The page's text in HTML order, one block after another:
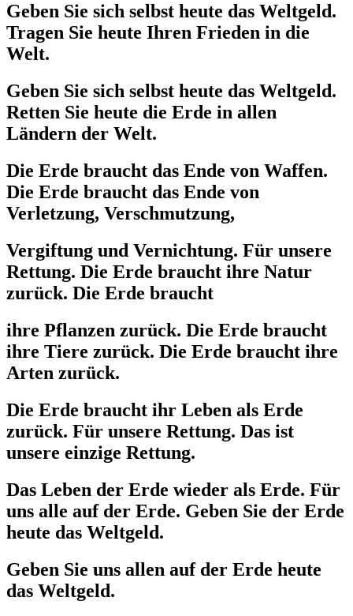
Geben Sie sich selbst heute das Weltgeld.
Tragen Sie heute Ihren Frieden in die
Welt.
Geben Sie sich selbst heute das Weltgeld.
Retten Sie heute die Erde in allen
Ländern der Welt.
Die Erde braucht das Ende von Waffen.
Die Erde braucht das Ende von
Verletzung, Verschmutzung,
Vergiftung und Vernichtung. Für unsere
Rettung. Die Erde braucht ihre Natur
zurück. Die Erde braucht
ihre Pflanzen zurück. Die Erde braucht
ihre Tiere zurück. Die Erde braucht ihre
Arten zurück.
Die Erde braucht ihr Leben als Erde
zurück. Für unsere Rettung. Das ist
unsere einzige Rettung.
Das Leben der Erde wieder als Erde. Für
uns alle auf der Erde. Geben Sie der Erde
heute das Weltgeld.
Geben Sie uns allen auf der Erde heute
das Weltgeld.